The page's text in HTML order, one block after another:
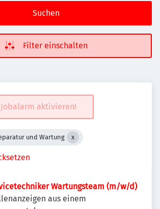
Suchen
Filter einschalten
Jobalarm aktivieren!
und Wartung
Wartungsteam (m/w/d)
aus einem